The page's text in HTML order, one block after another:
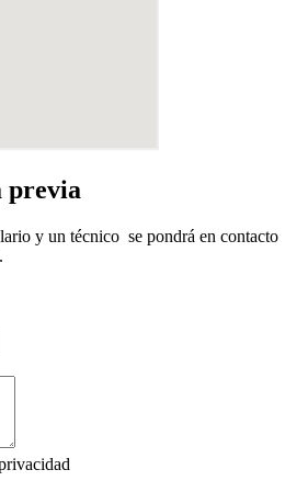
previa
y un técnico se pondrá en contacto